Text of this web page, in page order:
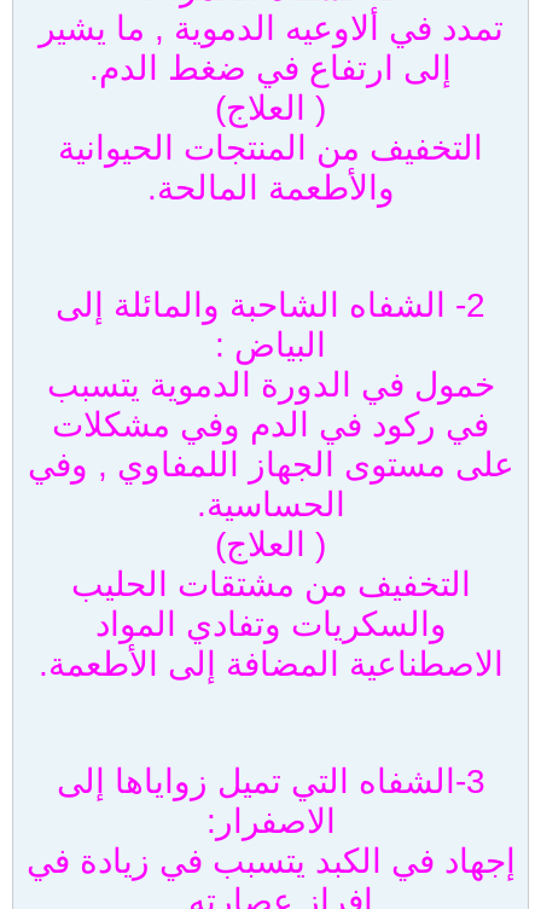
تمدد في ألاوعيه الدموية , ما يشير
إلى ارتفاع في ضغط الدم.
( العلاج)
التخفيف من المنتجات الحيوانية
والأطعمة المالحة.
2- الشفاه الشاحبة والمائلة إلى
البياض :
خمول في الدورة الدموية يتسبب
في ركود في الدم وفي مشكلات
على مستوى الجهاز اللمفاوي , وفي
الحساسية.
( العلاج)
التخفيف من مشتقات الحليب
والسكريات وتفادي المواد
الاصطناعية المضافة إلى الأطعمة.
3-الشفاه التي تميل زواياها إلى
الاصفرار:
إجهاد في الكبد يتسبب في زيادة في
إفراز عصارته .